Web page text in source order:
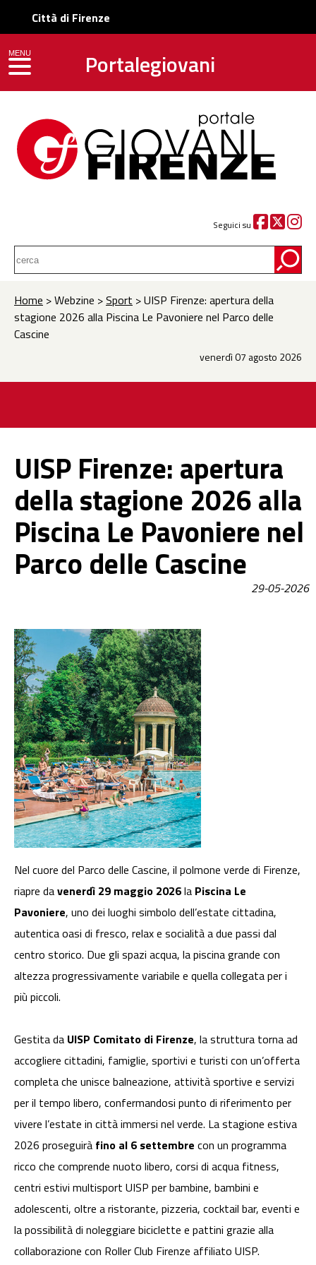
Città di Firenze
Portalegiovani
Seguici su
MENU
toggle navigation
Home > Webzine >Sport > UISP Firenze: apertura della
stagione 2026 alla Piscina Le Pavoniere nel Parco delle
Cascine
venerdì 07 agosto 2026
UISP Firenze: apertura
della stagione 2026 alla
Piscina Le Pavoniere nel
Parco delle Cascine
29-05-2026
Nel cuore del Parco delle Cascine, il polmone verde di Firenze,
riapre davenerdì 29 maggio 2026la Piscina Le
Pavoniere, uno dei luoghi simbolo dell’estate cittadina,
autentica oasi di fresco, relax e socialità a due passi dal
centro storico. Due gli spazi acqua, la piscina grande con
altezza progressivamente variabile e quella collegata per i
più piccoli.
Gestita da UISP Comitato di Firenze, la struttura torna ad
accogliere cittadini, famiglie, sportivi e turisti con un’offerta
completa che unisce balneazione, attività sportive e servizi
per il tempo libero, confermandosi punto di riferimento per
vivere l’estate in città immersi nel verde. La stagione estiva
2026 proseguirà fino al 6 settembre con un programma
ricco che comprende nuoto libero, corsi di acqua fitness,
centri estivi multisport UISP per bambine, bambini e
adolescenti, oltre a ristorante, pizzeria, cocktail bar, eventi e
la possibilità di noleggiare biciclette e pattini grazie alla
collaborazione con Roller Club Firenze affiliato UISP.